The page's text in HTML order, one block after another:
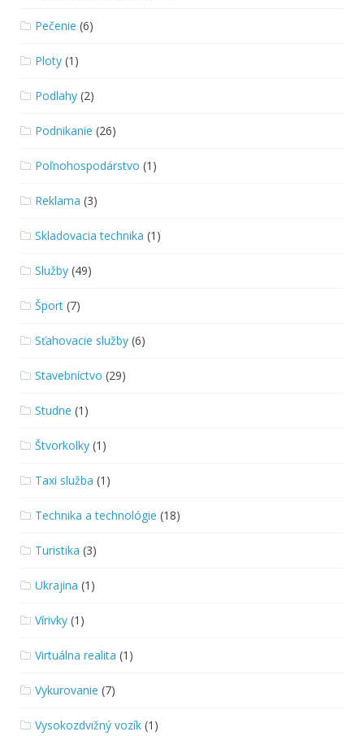
Pečenie (6)
Ploty (1)
Podlahy (2)
Podnikanie (26)
Poľnohospodárstvo (1)
Reklama (3)
Skladovacia technika (1)
Služby (49)
Šport (7)
Sťahovacie služby (6)
Stavebníctvo (29)
Studne (1)
Štvorkolky (1)
Taxi služba (1)
Technika a technológie (18)
Turistika (3)
Ukrajina (1)
Vírivky (1)
Virtuálna realita (1)
Vykurovanie (7)
Vysokozdvižný vozík (1)